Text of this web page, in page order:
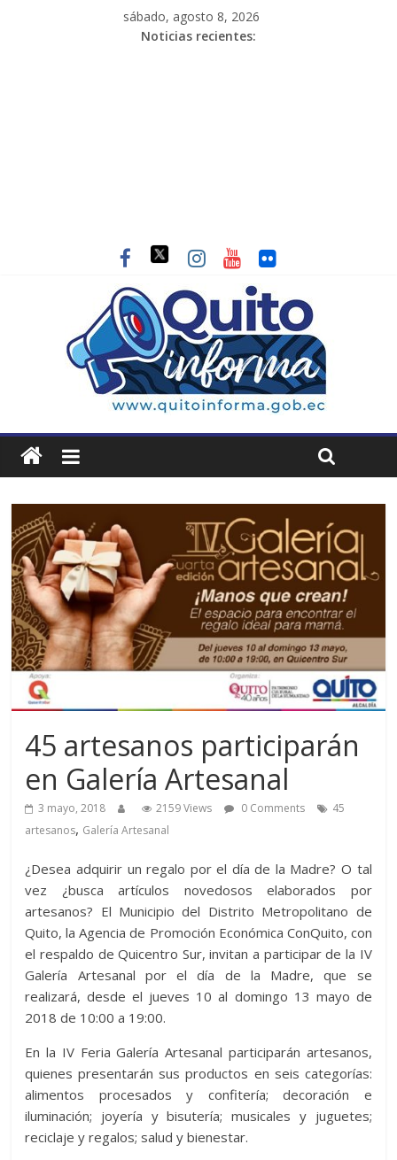
sábado, agosto 8, 2026
Noticias recientes:
45 artesanos participarán
en Galería Artesanal
3 mayo, 2018 2159 Views 0 Comments
45
artesanos, Galería Artesanal
¿Desea adquirir un regalo por el día de la Madre? O tal
vez ¿busca artículos novedosos elaborados por
artesanos? El Municipio del Distrito Metropolitano de
Quito, la Agencia de Promoción Económica ConQuito, con
el respaldo de Quicentro Sur, invitan a participar de la IV
Galería Artesanal por el día de la Madre, que se
realizará, desde el jueves 10 al domingo 13 mayo de
2018 de 10:00 a 19:00.
En la IV Feria Galería Artesanal participarán artesanos,
quienes presentarán sus productos en seis categorías:
alimentos procesados y confitería; decoración e
iluminación; joyería y bisutería; musicales y juguetes;
reciclaje y regalos; salud y bienestar.